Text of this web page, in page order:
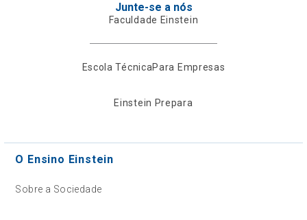
Junte-se a nós
Faculdade Einstein
Escola TécnicaPara Empresas
Einstein Prepara
O Ensino Einstein
Sobre a Sociedade